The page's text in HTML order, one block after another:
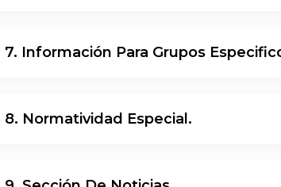
7. Información Para Grupos
8. Normatividad Especial.